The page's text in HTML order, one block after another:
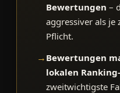
Bewertungen –
aggressiver als
Pflicht.
→ Bewertungen
lokalen
zweitwichtigste